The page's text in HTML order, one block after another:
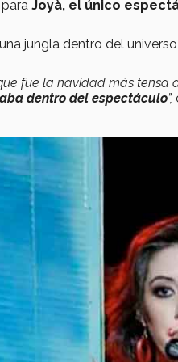
Joyà, el único
jungla dentro del
fue la navidad más tensa
dentro del espectáculo”,